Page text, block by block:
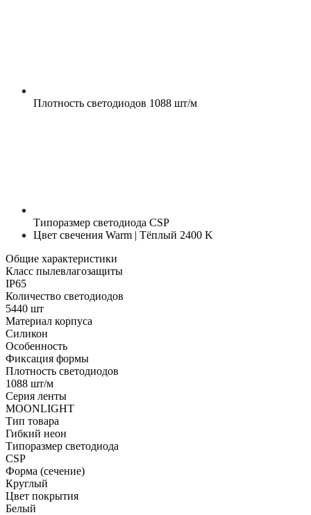
Плотность светодиодов 1088 шт/м
Типоразмер светодиода CSP
Цвет свечения Warm | Тёплый 2400 K
Общие характеристики
Класс пылевлагозащиты
IP65
Количество светодиодов
5440 шт
Материал корпуса
Силикон
Особенность
Фиксация формы
Плотность светодиодов
1088 шт/м
Серия ленты
MOONLIGHT
Тип товара
Гибкий неон
Типоразмер светодиода
CSP
Форма (сечение)
Круглый
Цвет покрытия
Белый